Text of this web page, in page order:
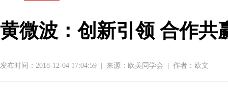
黄微波：创新引领 合作共
发布时间：2018-12-04 17:04:59 来源：欧美同学会 作者：欧文